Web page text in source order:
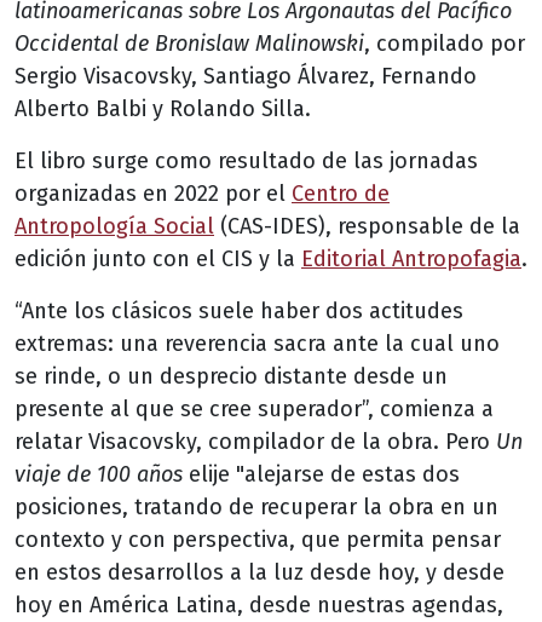
latinoamericanas sobre Los Argonautas del Pacífico
Occidental de Bronislaw Malinowski, compilado por
Sergio Visacovsky, Santiago Álvarez, Fernando
Alberto Balbi y Rolando Silla.
El libro surge como resultado de las jornadas
organizadas en 2022 por el Centro de
Antropología Social (CAS-IDES), responsable de la
edición junto con el CIS y la Editorial Antropofagia.
“Ante los clásicos suele haber dos actitudes
extremas: una reverencia sacra ante la cual uno
se rinde, o un desprecio distante desde un
presente al que se cree superador”, comienza a
relatar Visacovsky, compilador de la obra. Pero Un
viaje de 100 años elije "alejarse de estas dos
posiciones, tratando de recuperar la obra en un
contexto y con perspectiva, que permita pensar
en estos desarrollos a la luz desde hoy, y desde
hoy en América Latina, desde nuestras agendas,